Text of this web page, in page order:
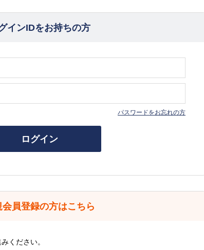
インIDをお持ちの方
パスワードをお忘れの方
ログイン
会員登録の方はこちら
ください。